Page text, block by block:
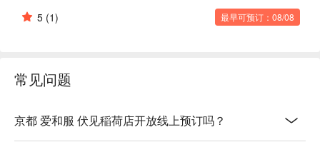
5 (1) 最早可预订：08/08
常见问题
京都 爱和服 伏见稲荷店开放线上预订吗？